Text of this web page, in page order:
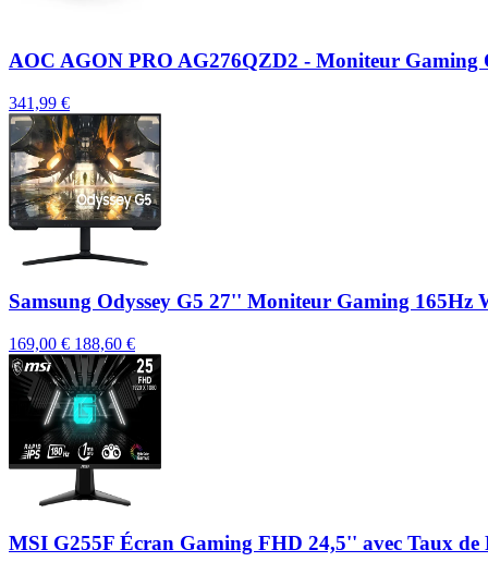
AOC AGON PRO AG276QZD2 - Moniteur
341,99 €
Samsung Odyssey G5 27'' Moniteur Gaming 165Hz
169,00 € 188,60 €
MSI G255F Écran Gaming FHD 24,5'' avec Taux de